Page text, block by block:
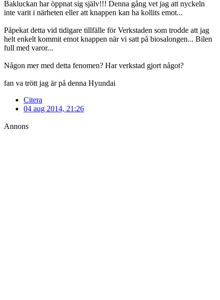
Bakluckan har öppnat sig själv!!! Denna gång vet jag att nyckeln
inte varit i närheten eller att knappen kan ha kollits emot...
Påpekat detta vid tidigare tillfälle för Verkstaden som trodde att jag
helt enkelt kommit emot knappen när vi satt på biosalongen... Bilen
full med varor...
Någon mer med detta fenomen? Har verkstad gjort något?
fan va trött jag är på denna Hyundai
Citera
04 aug 2014, 21:26
Annons